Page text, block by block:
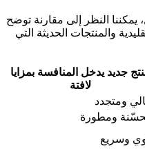
يمكننا النظر إلى مقارنة توضح
والمنتجات الحديثة التي
جديد يدخل المنافسة بمزايا
لافتة
ومتجدد
ومطورة
وسريع